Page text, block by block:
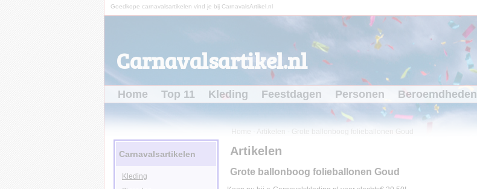
Goedkope carnavalsartikelen vind je bij CarnavalsArtikel.nl
Carnavalsartikel.nl
Home Top 11 Kleding Feestdagen Personen Beroemdheden
Home Artikelen Grote ballonboog folieballonen Goud
Artikelen
Grote ballonboog folieballonen Goud
Carnavalsartikelen
Kleding